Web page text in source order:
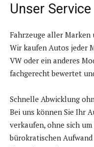
Unser
Fahrzeuge aller Marken
Wir kaufen Autos jeder
VW oder ein anderes
fachgerecht bewertet
Schnelle Abwicklung
Bei uns können Sie Ihr
verkaufen, ohne sich
bürokratischen